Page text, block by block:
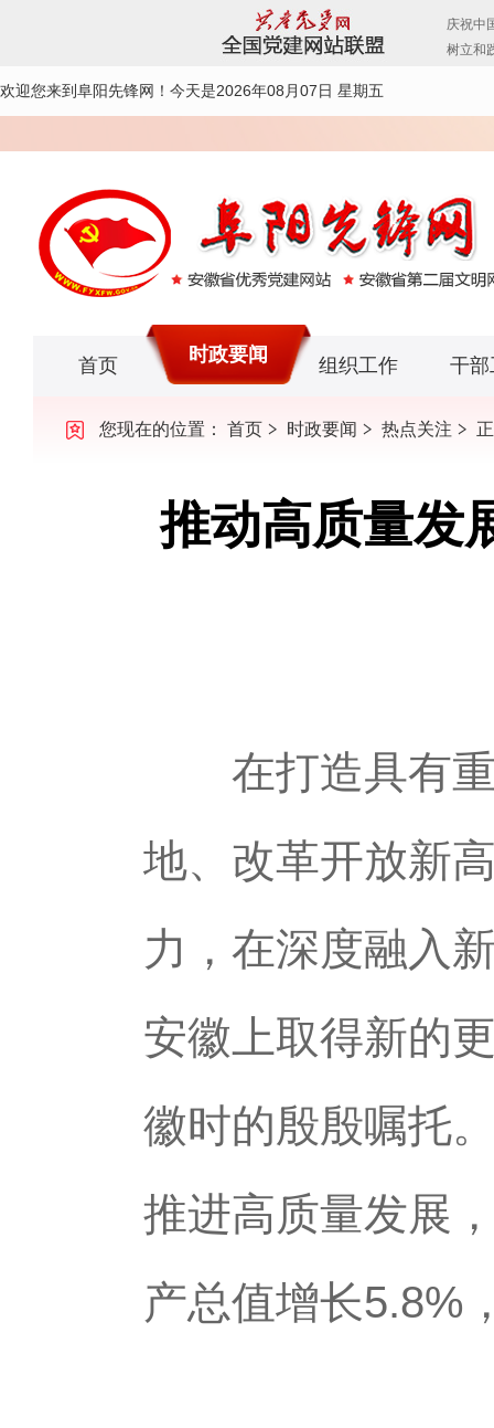
欢迎您来到阜阳先锋网！ 今天是2026年08月07日 星期五
首页 时政要闻 组织工作 干部
您现在的位置： 首页 时政要闻 热点关注
推动高质量
在打造具有重
地、改革开放新
力，在深度融入
安徽上取得新的
徽时的殷殷嘱托
推进高质量发展
产总值增长5.8%